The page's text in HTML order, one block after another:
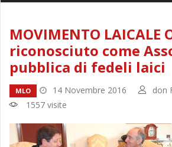
MOVIMENTO LAICALE
riconosciuto come
pubblica di fedeli laici
MLO 14 Novembre 2016
don
1557 visite